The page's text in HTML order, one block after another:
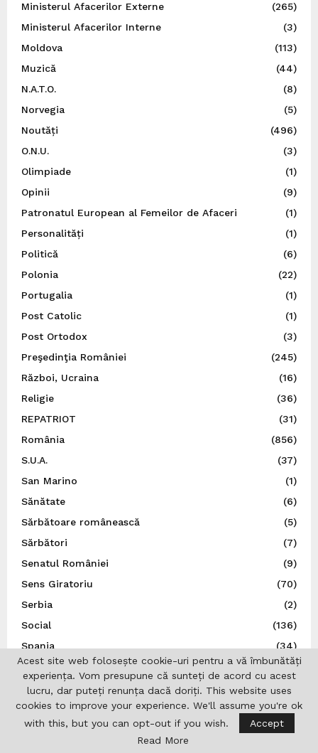
Ministerul Afacerilor Externe
(265)
Ministerul Afacerilor Interne
(3)
Moldova
(113)
Muzică
(44)
N.A.T.O.
(8)
Norvegia
(5)
Noutăți
(496)
O.N.U.
(3)
Olimpiade
(1)
Opinii
(9)
Patronatul European al Femeilor de Afaceri
(1)
Personalități
(1)
Politică
(6)
Polonia
(22)
Portugalia
(1)
Post Catolic
(1)
Post Ortodox
(3)
Preşedinţia României
(245)
Război, Ucraina
(16)
Religie
(36)
REPATRIOT
(31)
România
(856)
S.U.A.
(37)
San Marino
(1)
Sănătate
(6)
Sărbătoare românească
(5)
Sărbători
(7)
Senatul României
(9)
Sens Giratoriu
(70)
Serbia
(2)
Social
(136)
Spania
(34)
Spectacol
(5)
Sport
(22)
Statele Unite ale Americii
(21)
Știință
Acest site web folosește cookie-uri pentru a vă îmbunătăți
experiența. Vom presupune că sunteți de acord cu acest
lucru, dar puteți renunța dacă doriți. This website uses
cookies to improve your experience. We'll assume you're ok
with this, but you can opt-out if you wish.
Accept
Read More